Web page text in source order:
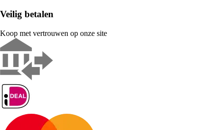
Veilig betalen
Koop met vertrouwen op onze site